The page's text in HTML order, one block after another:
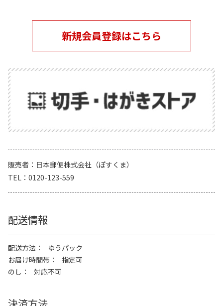
新規会員登録はこちら
販売者
日本郵便株式会社（ぽすくま）
TEL
0120-123-559
配送情報
配送方法
ゆうパック
お届け時間帯
指定可
のし
対応不可